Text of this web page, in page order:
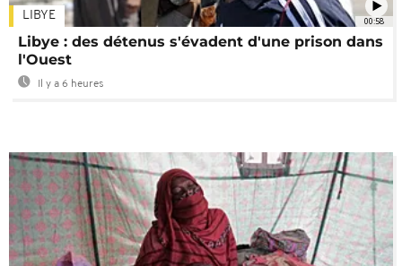
00:58
LIBYE
Libye : des détenus s'évadent d'une prison dans
l'Ouest
Il y a 6 heures